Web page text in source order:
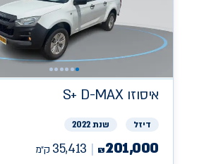
איסוזוS+ D-MAX
דיזל שנת 2022
₪201,000
35,413 ק״מ